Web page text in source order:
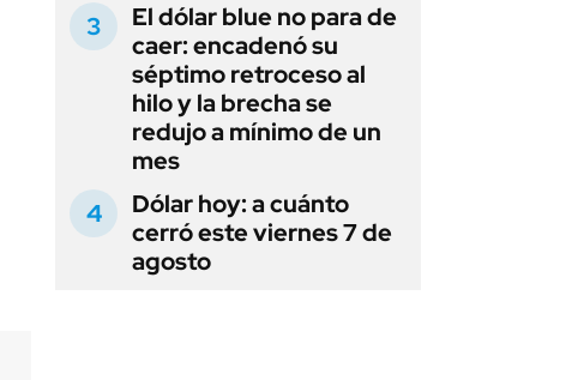
El dólar blue no para de
caer: encadenó su
séptimo retroceso al
hilo y la brecha se
redujo a mínimo de un
mes
Dólar hoy: a cuánto
cerró este viernes 7 de
agosto